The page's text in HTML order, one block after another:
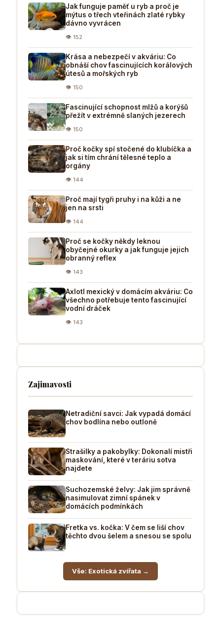
Jak funguje paměť u ryb a proč je
mýtus o třech vteřinách zlaté rybky
dávno vyvrácen
👁 152
Krása a nebezpečí v akváriu: Co
obnáší chov fascinujících korálových
útesů a mořských ryb
👁 150
Fascinující schopnost mlžů a korýšů
přežít v extrémně slaných jezerech
👁 150
Proč kočky spí stočené do klubíčka a
jak si tím chrání tělesné teplo a
orgány
👁 144
Proč mají tygři pruhy i na kůži a ne
jen na srsti
👁 144
Proč se kočky někdy leknou
obyčejné okurky a jak funguje jejich
obranný reflex
👁 143
Axlotl mexický v domácím akváriu: Co
všechno potřebuje tento fascinující
vodní dráček
👁 143
Zajimavosti
Netradiční savci: Jak vypadá domácí
chov bodlína nebo outloně
Strašilky a pakobylky: Dokonalí mistři
maskování, které v teráriu sotva
najdete
Suchozemské želvy: Jak jim správně
nasimulovat zimní spánek v
domácích podmínkách
Fretka vs. kočka: V čem se liší chov
těchto dvou šelem a snesou se spolu
Vše: Exotická zvířata →